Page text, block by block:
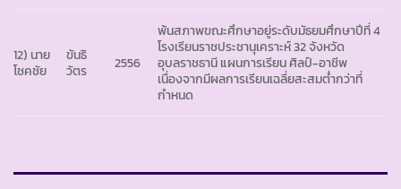
12) นาย
โชคชัย
ขันธิ
วัตร
2556
พ้นสภาพขณะศึกษาอยู่ระดับมัธยมศึกษาปีที่ 4
โรงเรียนราชประชานุเคราะห์ 32 จังหวัด
อุบลราชธานี แผนการเรียน ศิลป์-อาชีพ
เนื่องจากมีผลการเรียนเฉลี่ยสะสมต่ำกว่าที่
กำหนด